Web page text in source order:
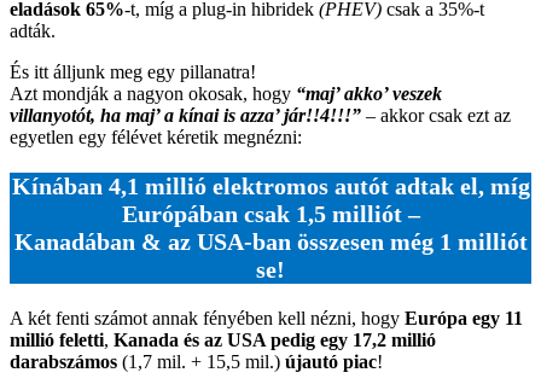
eladások 65%-t, míg a plug-in hibridek (PHEV) csak a 35%-t
adták.
És itt álljunk meg egy pillanatra!
Azt mondják a nagyon okosak, hogy “maj’ akko’ veszek
villanyotót, ha maj’ a kínai is azza’ jár!!4!!!” – akkor csak ezt az
egyetlen egy félévet kéretik megnézni:
Kínában 4,1 millió elektromos autót adtak el, míg
Európában csak 1,5 milliót –
Kanadában & az USA-ban összesen még 1 milliót
se!
A két fenti számot annak fényében kell nézni, hogy Európa egy 11
millió feletti, Kanada és az USA pedig egy 17,2 millió
darabszámos (1,7 mil. + 15,5 mil.) újautó piac!